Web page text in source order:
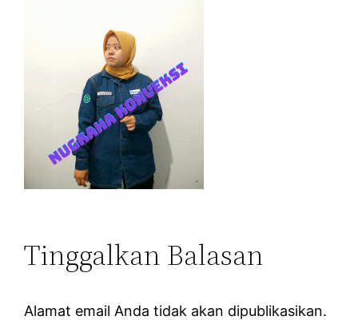
Tinggalkan Balasan
Alamat email Anda tidak akan dipublikasikan.